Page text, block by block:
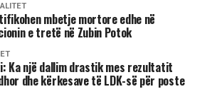
mbetje mortore edhe në
e tretë në Zubin Potok
Ka një dallim drastik mes rezultatit
dhe kërkesave të LDK-së për poste